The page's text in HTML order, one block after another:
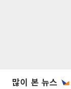
많이 본 뉴스